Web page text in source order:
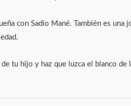
con Sadio Mané. También es una
tu hijo y haz que luzca el blanco de